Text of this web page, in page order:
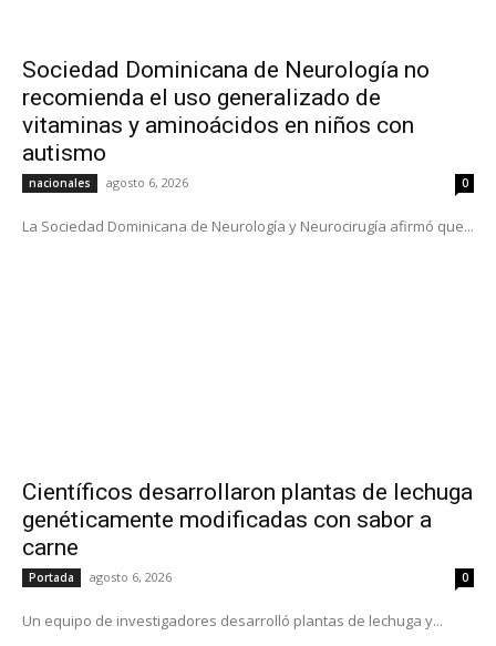
Sociedad Dominicana de Neurología no
recomienda el uso generalizado de
vitaminas y aminoácidos en niños con
autismo
nacionales agosto 6, 2026 0
La Sociedad Dominicana de Neurología y Neurocirugía afirmó que...
Científicos desarrollaron plantas de lechuga
genéticamente modificadas con sabor a
carne
Portada agosto 6, 2026 0
Un equipo de investigadores desarrolló plantas de lechuga y...